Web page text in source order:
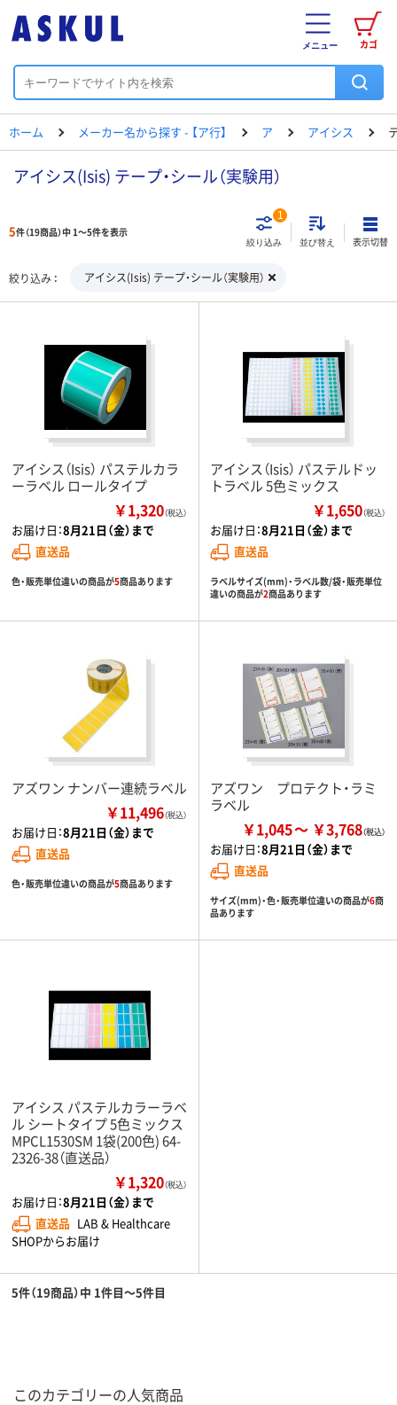
カゴ
メニュー
ホーム メーカー名から探す - 【ア行】 ア アイシス
アイシス(Isis) テープ・シール（実験用）
5件（19商品）中 1～5件を表示
絞り込み
1
並び替え 表示切替
絞り込み アイシス(Isis) テープ・シール（実験用）
アイシス（Isis） パステルカラ
ーラベル ロールタイプ
￥1,320（税込）
お届け日：8月21日（金）まで
直送品
色・販売単位違いの商品が5商品あります
アイシス（Isis） パステルドッ
トラベル 5色ミックス
￥1,650（税込）
お届け日：8月21日（金）まで
直送品
ラベルサイズ(mm)・ラベル数/袋・販売単位
違いの商品が2商品あります
アズワン ナンバー連続ラベル
￥11,496（税込）
お届け日：8月21日（金）まで
直送品
色・販売単位違いの商品が5商品あります
アズワン プロテクト・ラミ
ラベル
￥1,045 ￥3,768
お届け日：8月21日（金）まで
直送品
サイズ(mm)・色・販売単位違いの商品が6商
品あります
アイシス パステルカラーラベ
ル シートタイプ 5色ミックス
MPCL1530SM 1袋(200色) 64-
2326-38（直送品）
￥1,320（税込）
お届け日：8月21日（金）まで
直送品 LAB & Healthcare
SHOPからお届け
5件（19商品）中 1件目～5件目
このカテゴリーの人気商品